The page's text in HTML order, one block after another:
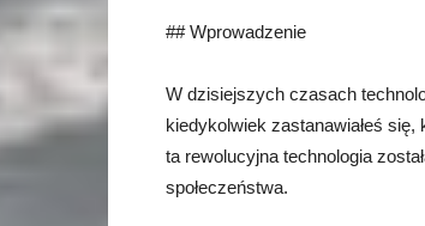
## Wprowadzenie
W dzisiejszych czasach
kiedykolwiek zastanawiałeś
ta rewolucyjna technologia
społeczeństwa.